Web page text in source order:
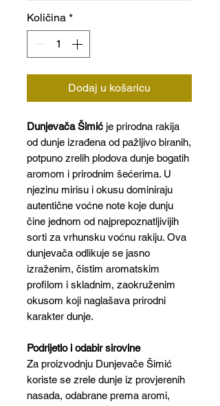
Količina *
Dodaj u košaricu
Dunjevača Šimić je prirodna rakija
od dunje izrađena od pažljivo biranih,
potpuno zrelih plodova dunje bogatih
aromom i prirodnim šećerima. U
njezinu mirisu i okusu dominiraju
autentične voćne note koje dunju
čine jednom od najprepoznatljivijih
sorti za vrhunsku voćnu rakiju. Ova
dunjevača odlikuje se jasno
izraženim, čistim aromatskim
profilom i skladnim, zaokruženim
okusom koji naglašava prirodni
karakter dunje.
Podrijetlo i odabir sirovine
Za proizvodnju Dunjevače Šimić
koriste se zrele dunje iz provjerenih
nasada, odabrane prema aromi,